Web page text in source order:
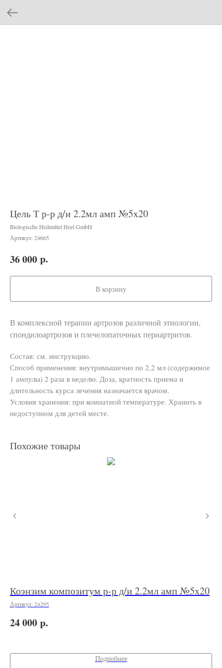
Цель Т р-р д/и 2.2мл амп №5x20
Biologische Heilmittel Heel GmbH
Артикул: 24665
36 000 р.
В корзину
В комплексной терапии артрозов различной этиологии,
спондилоартрозов и плечелопаточных периартритов.
Состав: см. инструкцию.
Способ применения: внутримышечно по 2,2 мл (содержимое
1 ампулы) 2 раза в неделю. Доза, кратность приема и
длительность курса лечения назначается врачом.
Условия хранения: при комнатной температуре. Хранить в
недоступном для детей месте.
Похожие товары
Коэнзим композитум р-р д/и 2.2мл амп №5x20
Артикул: 24295
24 000 р.
Подробнее